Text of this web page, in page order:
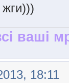
ваші
18:11